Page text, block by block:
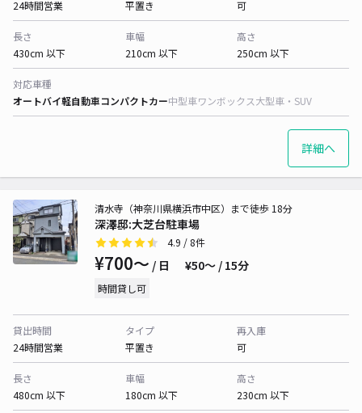
24時間営業
平置き
可
長さ
430cm 以下
車幅
210cm 以下
高さ
250cm 以下
対応車種
オートバイ軽自動車コンパクトカー中型車ワンボックス大型車・SUV
詳細へ
深澤邸:大芝台駐車場
清水寺（神奈川県横浜市中区）まで徒歩 18分
4.9 / 8件
¥700〜 / 日 ¥50〜 / 15分
時間貸し可
貸出時間
24時間営業
タイプ
平置き
再入庫
可
長さ
480cm 以下
車幅
180cm 以下
高さ
230cm 以下